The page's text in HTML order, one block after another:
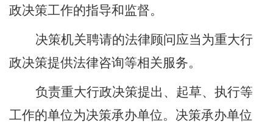
政决策工作的指导和监督。
决策机关聘请的法律顾问应当为重大行
政决策提供法律咨询等相关服务。
负责重大行政决策提出、起草、执行等
工作的单位为决策承办单位。决策承办单位